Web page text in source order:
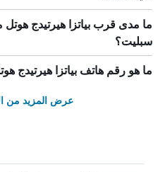
ما مدى قرب بياتزا هيرتيدج
سبليت؟
ما هو رقم هاتف بياتزا هيرتيدج
عرض المزيد من